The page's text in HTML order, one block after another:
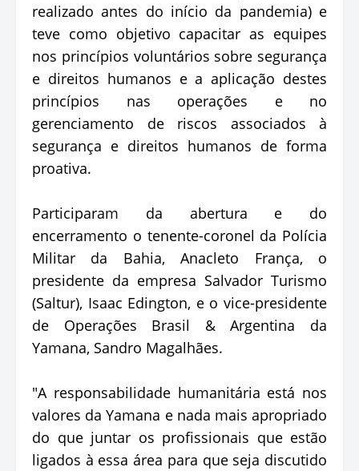
realizado antes do início da pandemia) e
teve como objetivo capacitar as equipes
nos princípios voluntários sobre segurança
e direitos humanos e a aplicação destes
princípios nas operações e no
gerenciamento de riscos associados à
segurança e direitos humanos de forma
proativa.
Participaram da abertura e do
encerramento o tenente-coronel da Polícia
Militar da Bahia, Anacleto França, o
presidente da empresa Salvador Turismo
(Saltur), Isaac Edington, e o vice-presidente
de Operações Brasil & Argentina da
Yamana, Sandro Magalhães.
"A responsabilidade humanitária está nos
valores da Yamana e nada mais apropriado
do que juntar os profissionais que estão
ligados à essa área para que seja discutido